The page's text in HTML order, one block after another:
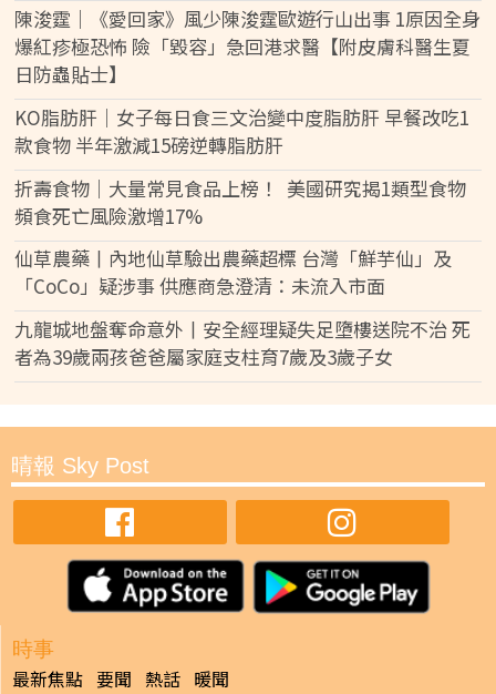
陳浚霆｜《愛回家》風少陳浚霆歐遊行山出事 1原因全身
爆紅疹極恐怖 險「毀容」急回港求醫【附皮膚科醫生夏
日防蟲貼士】
KO脂肪肝｜女子每日食三文治變中度脂肪肝 早餐改吃1
款食物 半年激減15磅逆轉脂肪肝
折壽食物｜大量常見食品上榜！ 美國研究揭1類型食物
頻食死亡風險激增17%
仙草農藥丨內地仙草驗出農藥超標 台灣「鮮芋仙」及
「CoCo」疑涉事 供應商急澄清：未流入市面
九龍城地盤奪命意外丨安全經理疑失足墮樓送院不治 死
者為39歲兩孩爸爸屬家庭支柱育7歲及3歲子女
晴報 Sky Post
時事
最新焦點 要聞 熱話 暖聞